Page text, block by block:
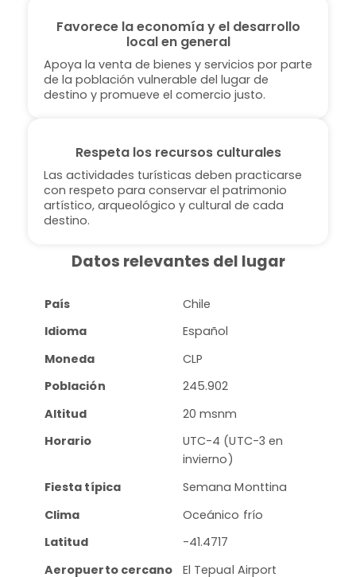
Favorece la economía y el desarrollo
local en general
Apoya la venta de bienes y servicios por parte
de la población vulnerable del lugar de
destino y promueve el comercio justo.
Respeta los recursos culturales
Las actividades turísticas deben practicarse
con respeto para conservar el patrimonio
artístico, arqueológico y cultural de cada
destino.
Datos relevantes del lugar
País
Chile
Idioma
Español
Moneda
CLP
Población
245.902
Altitud
20 msnm
Horario
UTC-4 (UTC-3 en
invierno)
Fiesta típica
Semana Monttina
Clima
Oceánico frío
Latitud
-41.4717
Aeropuerto cercano
El Tepual Airport